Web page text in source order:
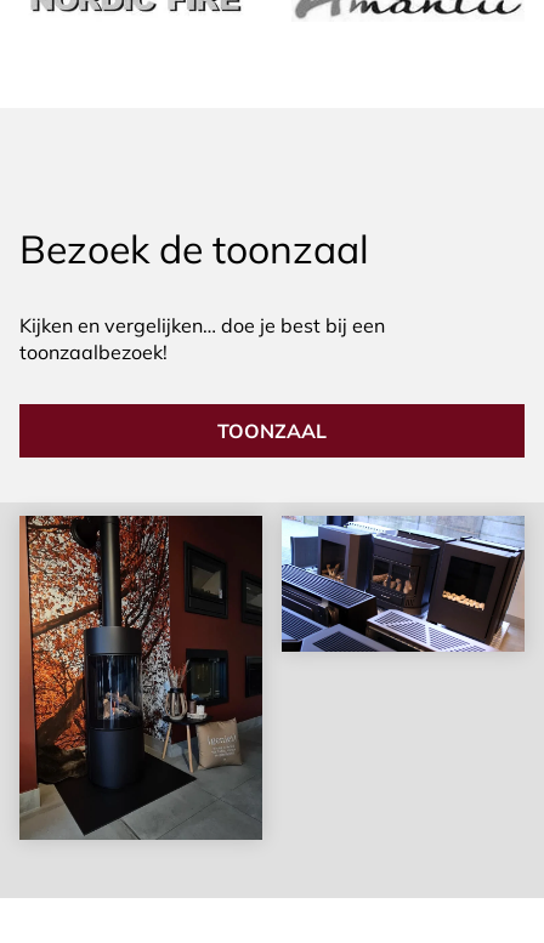
Bezoek de toonzaal
Kijken en vergelijken… doe je best bij een
toonzaalbezoek!
TOONZAAL